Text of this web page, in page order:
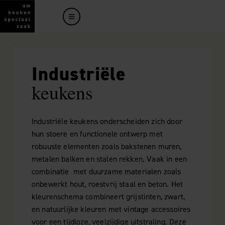
Industriële
keukens
Industriële keukens onderscheiden zich door
hun stoere en functionele ontwerp met
robuuste elementen zoals bakstenen muren,
metalen balken en stalen rekken. Vaak in een
combinatie met duurzame materialen zoals
onbewerkt hout, roestvrij staal en beton. Het
kleurenschema combineert grijstinten, zwart,
en natuurlijke kleuren met vintage accessoires
voor een tijdloze, veelzijdige uitstraling. Deze